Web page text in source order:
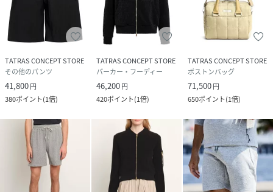
TATRAS CONCEPT STORE
その他のパンツ
41,800円
380ポイント(1倍)
TATRAS CONCEPT STORE
パーカー・フーディー
46,200円
420ポイント(1倍)
TATRAS CONCEPT STORE
ボストンバッグ
71,500円
650ポイント(1倍)